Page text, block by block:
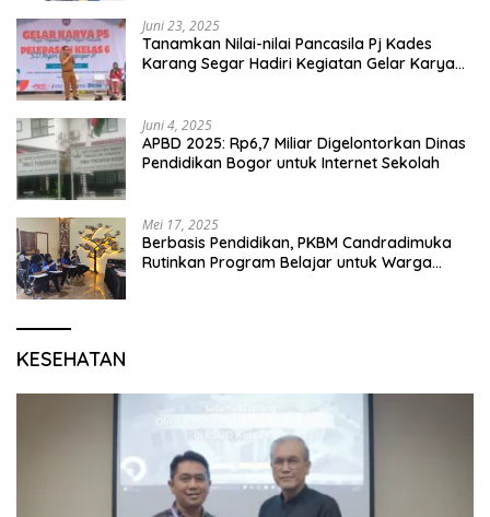
Juni 23, 2025
Tanamkan Nilai-nilai Pancasila Pj Kades
Karang Segar Hadiri Kegiatan Gelar Karya
Juni 4, 2025
APBD 2025: Rp6,7 Miliar Digelontorkan Dinas
Pendidikan Bogor untuk Internet Sekolah
Mei 17, 2025
Berbasis Pendidikan, PKBM Candradimuka
Rutinkan Program Belajar untuk Warga
KESEHATAN